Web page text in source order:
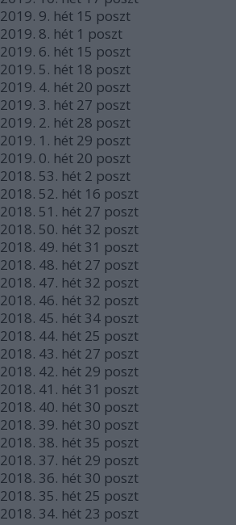
2019. 9. hét 15 poszt
2019. 8. hét 1 poszt
2019. 6. hét 15 poszt
2019. 5. hét 18 poszt
2019. 4. hét 20 poszt
2019. 3. hét 27 poszt
2019. 2. hét 28 poszt
2019. 1. hét 29 poszt
2019. 0. hét 20 poszt
2018. 53. hét 2 poszt
2018. 52. hét 16 poszt
2018. 51. hét 27 poszt
2018. 50. hét 32 poszt
2018. 49. hét 31 poszt
2018. 48. hét 27 poszt
2018. 47. hét 32 poszt
2018. 46. hét 32 poszt
2018. 45. hét 34 poszt
2018. 44. hét 25 poszt
2018. 43. hét 27 poszt
2018. 42. hét 29 poszt
2018. 41. hét 31 poszt
2018. 40. hét 30 poszt
2018. 39. hét 30 poszt
2018. 38. hét 35 poszt
2018. 37. hét 29 poszt
2018. 36. hét 30 poszt
2018. 35. hét 25 poszt
2018. 34. hét 23 poszt